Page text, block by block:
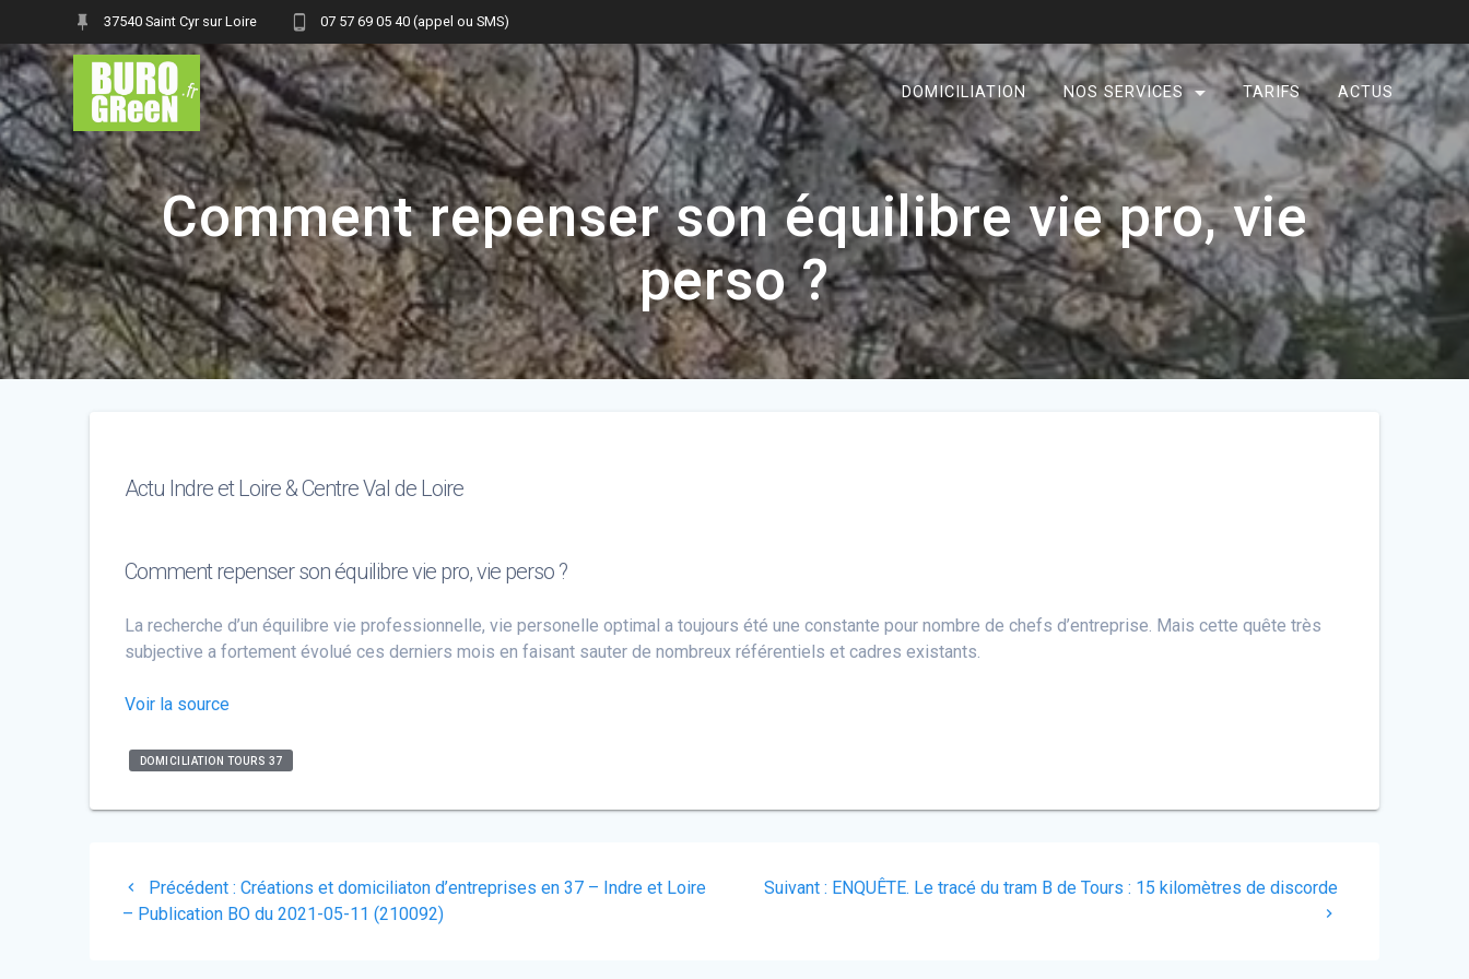
content
37540 Saint Cyr sur Loire 07 57 69 05 40 (appel ou SMS)
DOMICILIATION NOS SERVICES TARIFS ACTUS
Comment repenser son équilibre vie pro, vie
perso ?
Actu Indre et Loire & Centre Val de Loire
Comment repenser son équilibre vie pro, vie perso ?
La recherche d’un équilibre vie professionnelle, vie personelle optimal a toujours été une constante pour nombre de chefs d’entreprise. Mais cette quête très
subjective a fortement évolué ces derniers mois en faisant sauter de nombreux référentiels et cadres existants.
Voir la source
DOMICILIATION TOURS 37
Navigation
de
Précédent : Article
précédent
Créations et domiciliaton d’entreprises en 37 – Indre et Loire
– Publication BO du 2021-05-11 (210092)
Suivant : Article
ENQUÊTE. Le tracé du tram B de Tours : 15 kilomètres de discorde